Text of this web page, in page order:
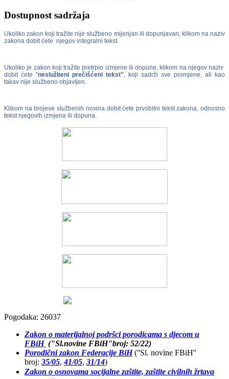
Dostupnost sadržaja
Ukoliko zakon koji tražite nije službeno mijenjan ili dopunjavan, klikom na naziv
zakona dobit ćete njegov integralni tekst.
Ukoliko je zakon koji tražite pretrpio izmjene ili dopune, klikom na njegov naziv
dobit ćete ''neslužbeni prečišćeni tekst'', koji sadrži sve promjene, ali kao
takav nije službeno objavljen.
Klikom na brojeve službenih novina dobit ćete prvobitni tekst zakona, odnosno
tekst njegovih izmjena ili dopuna.
Pogodaka: 26037
Zakon o materijalnoj podršci porodicama s djecom u
FBiH ("Sl.novine FBiH"broj: 52/22)
Porodični zakon Federacije BiH(''Sl. novine FBiH''
broj: 35/05,41/05, 31/14)
Zakon o osnovama socijalne zaštite, zaštite civilnih žrtava